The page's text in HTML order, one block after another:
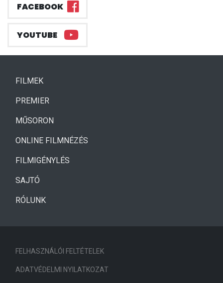
FACEBOOK
YOUTUBE
FILMEK(CURRENT)
PREMIER
MŰSORON
ONLINE FILMNÉZÉS
FILMIGÉNYLÉS
SAJTÓ
RÓLUNK
FELHASZNÁLÓI FELTÉTELEK
ADATVÉDELMI NYILATKOZAT